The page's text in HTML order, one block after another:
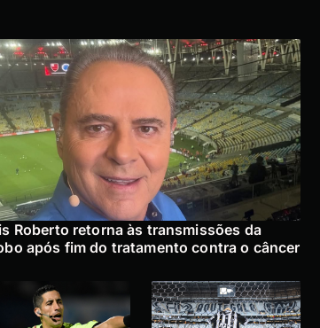
Roberto retorna às transmissões da
após fim do tratamento contra o câncer